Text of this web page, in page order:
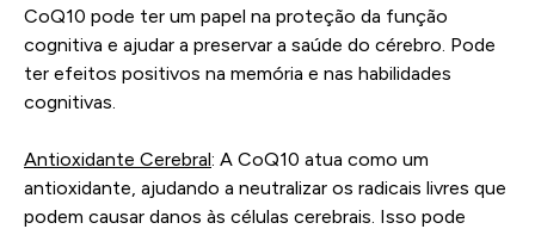
CoQ10 pode ter um papel na proteção da função
cognitiva e ajudar a preservar a saúde do cérebro. Pode
ter efeitos positivos na memória e nas habilidades
cognitivas.
Antioxidante Cerebral: A CoQ10 atua como um
antioxidante, ajudando a neutralizar os radicais livres que
podem causar danos às células cerebrais. Isso pode